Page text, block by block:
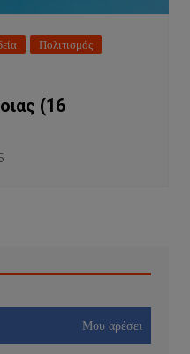
Πολιτισμός
(16
Μου αρέσει